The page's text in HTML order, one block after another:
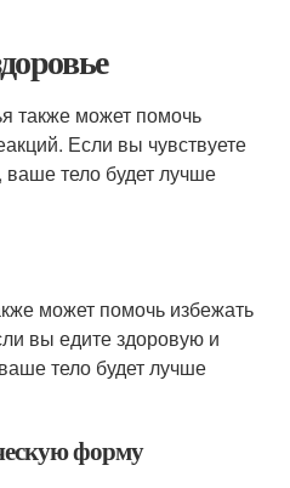
также может помочь
Если вы чувствуете
тело будет лучше
может помочь избежать
вы едите здоровую и
тело будет лучше
форму